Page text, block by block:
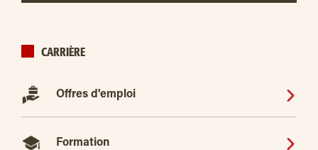
CARRIÈRE
Offres d'emploi
Formation